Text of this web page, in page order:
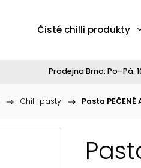
Čisté chilli produkty
Prodejna Brno: Po–Pá:
/ Chilli pasty / Pasta